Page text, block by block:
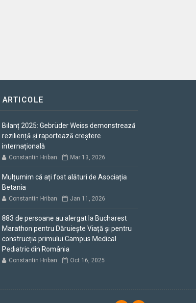
Bilanț 2025: Gebrüder Weiss demonstrează
reziliență și raportează creștere
internațională
Constantin Hriban Mar 13, 2026
Mulțumim că ați fost alături de Asociația
Betania
Constantin Hriban Jan 11, 2026
883 de persoane au alergat la Bucharest
Marathon pentru Dăruiește Viață și pentru
construcția primului Campus Medical
Pediatric din România
Constantin Hriban Oct 16, 2025